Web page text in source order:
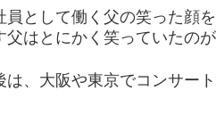
員として働く父の笑った顔
父はとにかく笑っていたの
は、大阪や東京でコンサー